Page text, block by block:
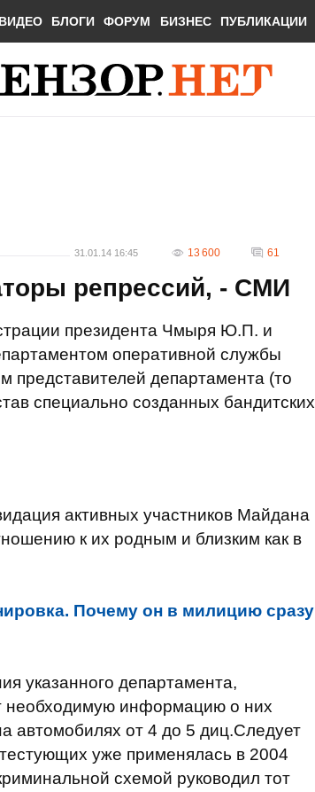
ВИДЕО БЛОГИ ФОРУМ БИЗНЕС ПУБЛИКАЦИИ
31.01.14 16:45 13 600 61
репрессий, - СМИ
президента Чмыря Ю.П. и
оперативной службы
департамента (то
специально созданных бандитских
активных участников Майдана
к их родным и близким как в
Почему он в милицию сразу
указанного департамента,
необходимую информацию о них
автомобилях от 4 до 5 диц.Следует
уже применялась в 2004
схемой руководил тот